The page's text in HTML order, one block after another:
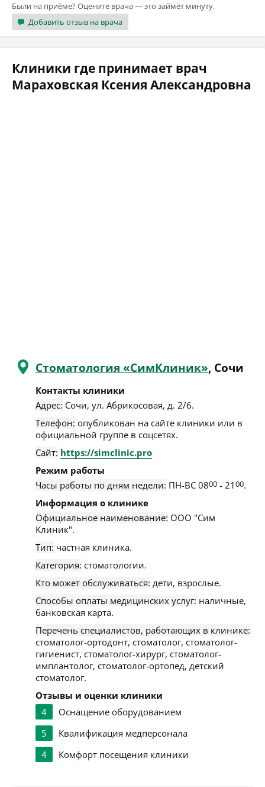
Были на приёме? Оцените врача — это займёт минуту.
Добавить отзыв на врача
Клиники где принимает врач
Мараховская Ксения Александровна
Стоматология «СимКлиник», Сочи
Контакты клиники
Адрес: Сочи, ул. Абрикосовая, д. 2/6.
Телефон: опубликован на сайте клиники или в
официальной группе в соцсетях.
Сайт: https://simclinic.pro
Режим работы
Часы работы по дням недели: ПН-ВС 0800 - 2100.
Информация о клинике
Официальное наименование: ООО "Сим
Клиник".
Тип: частная клиника.
Категория: стоматологии.
Кто может обслуживаться: дети, взрослые.
Способы оплаты медицинских услуг: наличные,
банковская карта.
Перечень специалистов, работающих в клинике:
стоматолог-ортодонт, стоматолог, стоматолог-
гигиенист, стоматолог-хирург, стоматолог-
имплантолог, стоматолог-ортопед, детский
стоматолог.
Отзывы и оценки клиники
4
Оснащение оборудованием
5
Квалификация медперсонала
4
Комфорт посещения клиники